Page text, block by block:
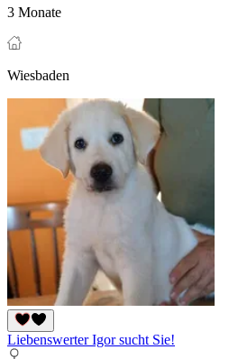
3 Monate
Wiesbaden
Liebenswerter Igor sucht Sie!